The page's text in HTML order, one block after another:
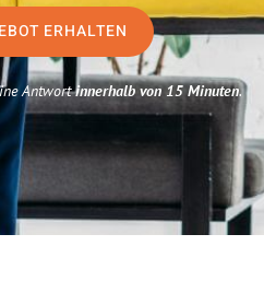
ERHALTEN
Antwortinnerhalb von 15 Minuten.